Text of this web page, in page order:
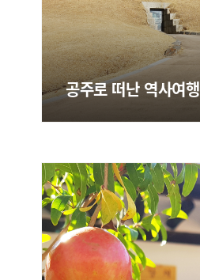
공주로 떠난 역사여행